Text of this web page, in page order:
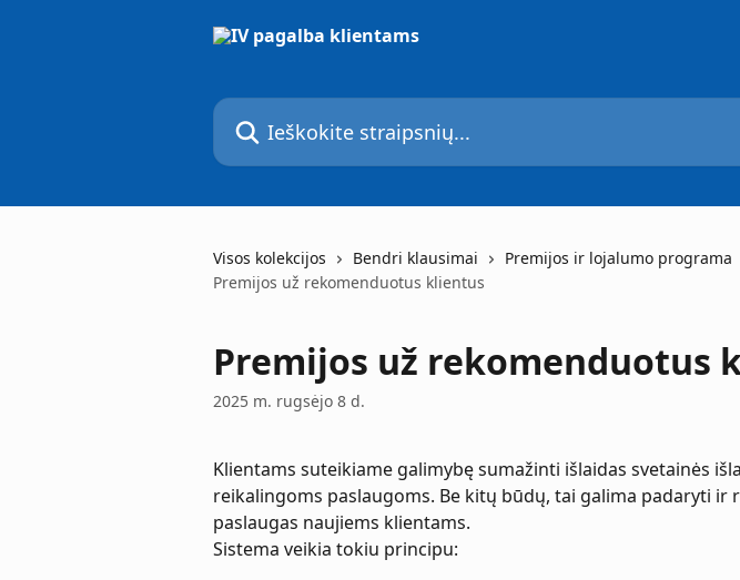
Ieškokite straipsnių...
Visos kolekcijos Bendri klausimai
Premijos ir lojalumo programa
Premijos už rekomenduotus klientus
Premijos už rekomenduotus
2025 m. rugsėjo 8 d.
Klientams suteikiame galimybę sumažinti išlaidas svetainės
reikalingoms paslaugoms. Be kitų būdų, tai galima padaryti ir
paslaugas naujiems klientams.
Sistema veikia tokiu principu: